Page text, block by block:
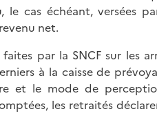
cas échéant, versées
net.
par la SNCF sur les
à la caisse de
et le mode de
les retraités